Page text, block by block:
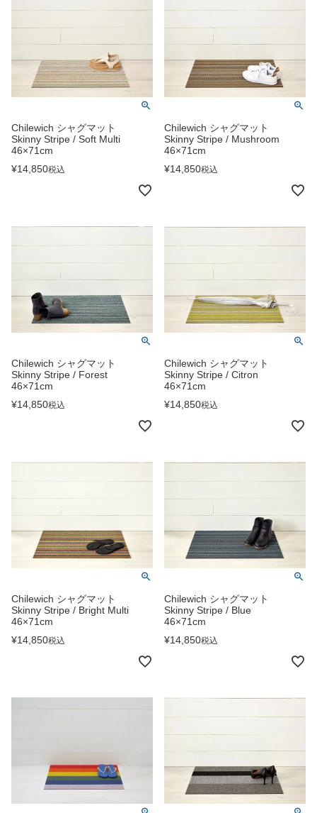
Chilewich シャグマット
Skinny Stripe / Soft Multi
46×71cm
¥14,850税込
Chilewich シャグマット
Skinny Stripe / Mushroom
46×71cm
¥14,850税込
Chilewich シャグマット
Skinny Stripe / Forest
46×71cm
¥14,850税込
Chilewich シャグマット
Skinny Stripe / Citron
46×71cm
¥14,850税込
Chilewich シャグマット
Skinny Stripe / Bright Multi
46×71cm
¥14,850税込
Chilewich シャグマット
Skinny Stripe / Blue
46×71cm
¥14,850税込